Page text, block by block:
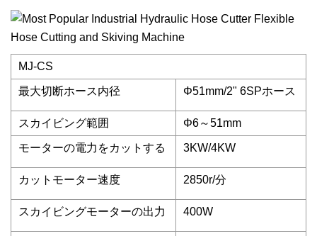
MJ-CS
最大切断ホース内径 Φ51mm/2" 6SPホース
スカイビング範囲 Φ6～51mm
モーターの電力をカットする 3KW/4KW
カットモーター速度 2850r/分
スカイビングモーターの出力 400W